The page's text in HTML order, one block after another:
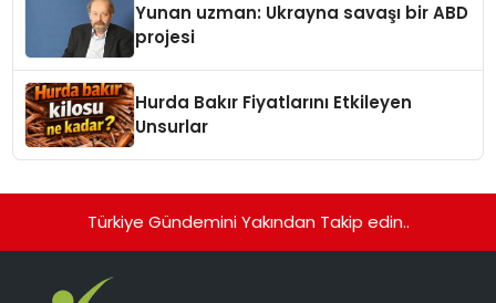
Yunan uzman: Ukrayna savaşı bir ABD
projesi
Hurda Bakır Fiyatlarını Etkileyen
Unsurlar
Türkiye Gündemini Yakından Takip edin..